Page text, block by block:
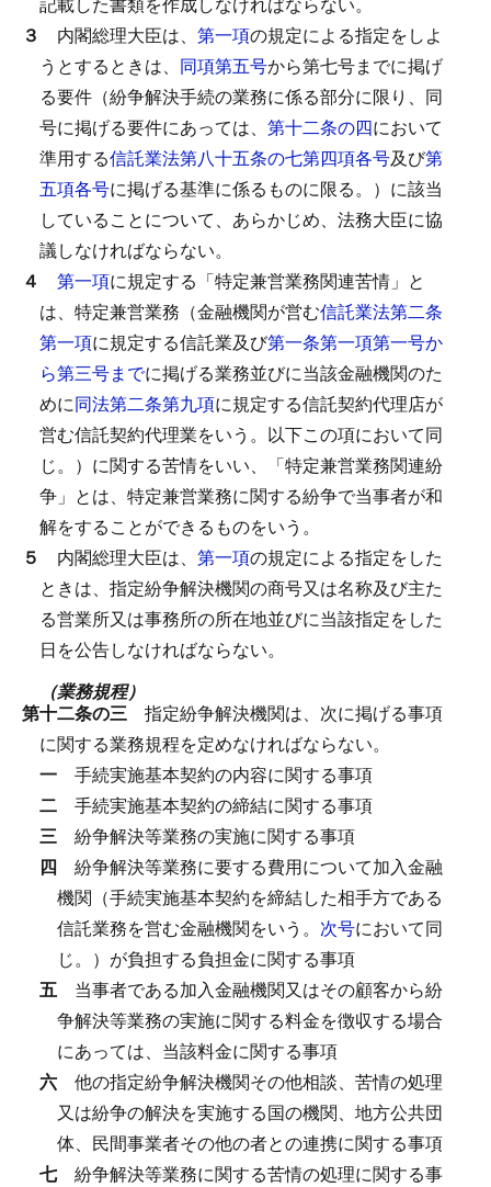
３ 内閣総理大臣は、 第一項の規定による指定をしよ
うとするときは、 同項第五号から第七号までに掲げ
る要件（紛争解決手続の業務に係る部分に限り、同
号に掲げる要件にあっては、 第十二条の四において
準用する信託業法第八十五条の七第四項各号及び第
五項各号に掲げる基準に係るものに限る。）に該当
していることについて、あらかじめ、法務大臣に協
議しなければならない。
４ 第一項に規定する「特定兼営業務関連苦情」と
は、特定兼営業務（金融機関が営む信託業法第二条
第一項に規定する信託業及び第一条第一項第一号か
ら第三号までに掲げる業務並びに当該金融機関のた
めに同法第二条第九項に規定する信託契約代理店が
営む信託契約代理業をいう。以下この項において同
じ。）に関する苦情をいい、「特定兼営業務関連紛
争」とは、特定兼営業務に関する紛争で当事者が和
解をすることができるものをいう。
５ 内閣総理大臣は、 第一項の規定による指定をした
ときは、指定紛争解決機関の商号又は名称及び主た
る営業所又は事務所の所在地並びに当該指定をした
日を公告しなければならない。
（業務規程）
第十二条の三 指定紛争解決機関は、次に掲げる事項
に関する業務規程を定めなければならない。
一 手続実施基本契約の内容に関する事項
二 手続実施基本契約の締結に関する事項
三 紛争解決等業務の実施に関する事項
四 紛争解決等業務に要する費用について加入金融
機関（手続実施基本契約を締結した相手方である
信託業務を営む金融機関をいう。 次号において同
じ。）が負担する負担金に関する事項
五 当事者である加入金融機関又はその顧客から紛
争解決等業務の実施に関する料金を徴収する場合
にあっては、当該料金に関する事項
六 他の指定紛争解決機関その他相談、苦情の処理
又は紛争の解決を実施する国の機関、地方公共団
体、民間事業者その他の者との連携に関する事項
七 紛争解決等業務に関する苦情の処理に関する事